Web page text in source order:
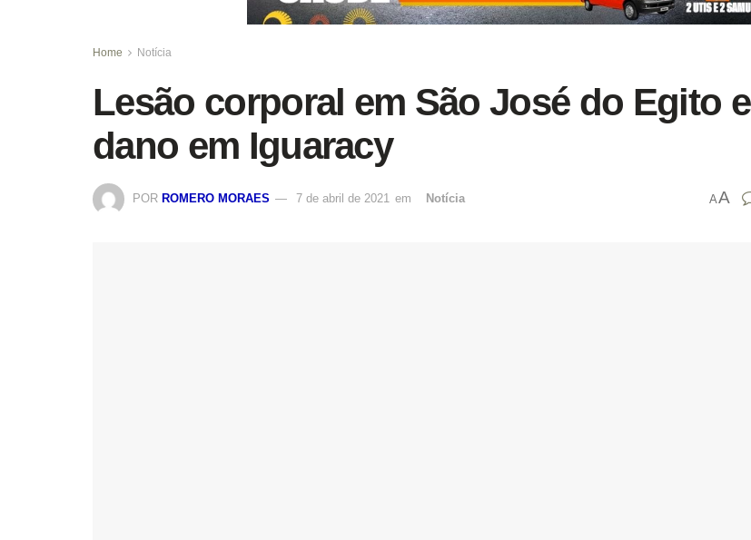
Home Notícia
Lesão corporal em São José do Egito e
dano em Iguaracy
POR ROMERO MORAES 7 de abril de 2021 emﾠ Notícia AA